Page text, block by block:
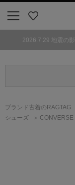
気
2026.7.29 地震の
ブランド古着のRAGTAG
シューズ
CONVERSE